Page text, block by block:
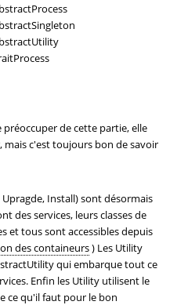
de cette partie, elle
c'est toujours bon de savoir
Install) sont désormais
des services, leurs classes de
et tous sont accessibles depuis
des containeurs) Les Utility
qui embarque tout ce
Enfin les Utility utilisent le
ce qu'il faut pour le bon